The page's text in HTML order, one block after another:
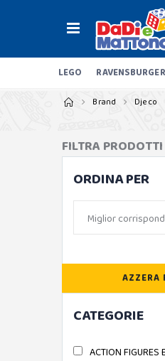
LEGO RAVENSBURGER
Brand Djeco
FILTRA PRODOTTI
ORDINA PER
AZZERA
CATEGORIE
ACTION FIGURES